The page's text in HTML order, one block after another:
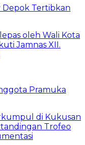
Depok Tertibkan
Pramuka